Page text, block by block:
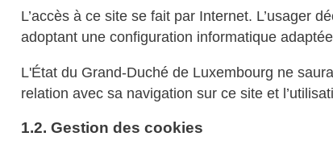
L’accès à ce site se fait par Internet. L’usager
adoptant une configuration informatique
L'État du Grand-Duché de Luxembourg ne
relation avec sa navigation sur ce site et
1.2. Gestion des cookies